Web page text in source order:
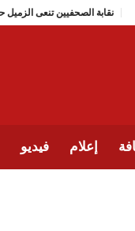
نقابة
إعلام فيديو